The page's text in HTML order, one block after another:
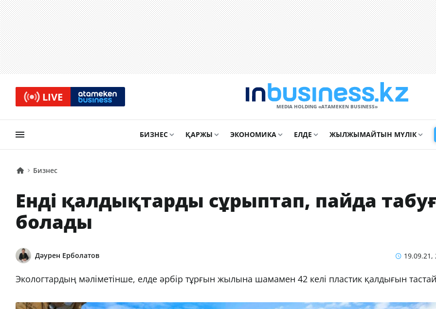
LIVE
MEDIA HOLDING «ATAMEKЕN BUSINESS»
БИЗНЕС ҚАРЖЫ ЭКОНОМИКА ЕЛДЕ ЖЫЛЖЫМАЙТЫН МҮЛІК
Бизнес
Енді қалдықтарды сұрыптап, пайда
болады
Дәурен Ерболатов 19.09.21,
Экологтардың мәліметінше, елде әрбір тұрғын жылына шамамен 42 келі пластик қалдығын